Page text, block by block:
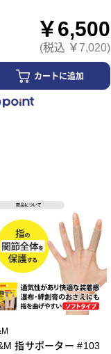
￥6,500
(税込 ￥7,020)
カートに追加
指サポーター #103